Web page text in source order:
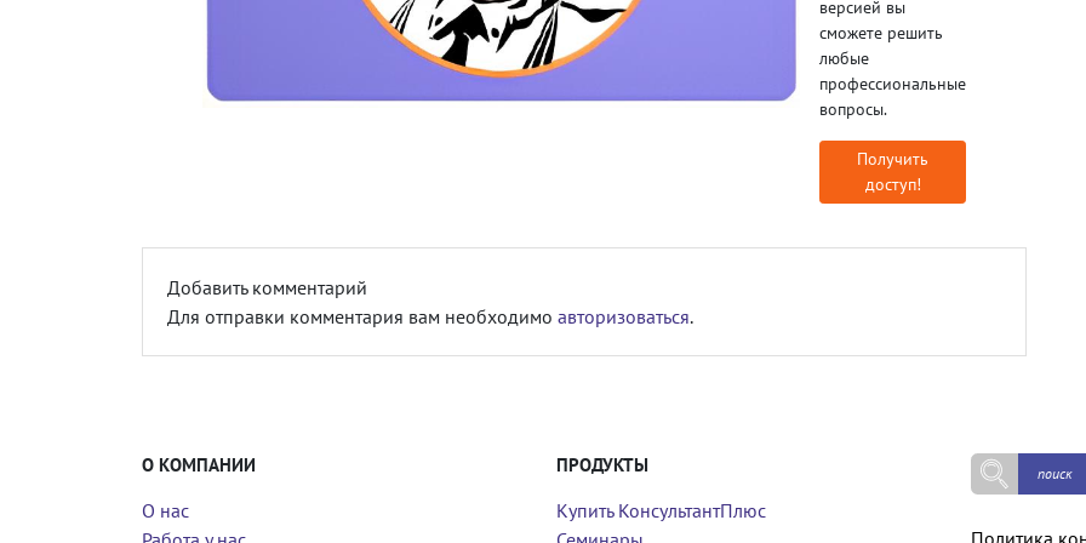
версией вы
сможете решить
любые
профессиональные
вопросы.
Получить
доступ!
Добавить комментарий
Для отправки комментария вам необходимо авторизоваться.
О КОМПАНИИ
О нас
ПРОДУКТЫ
Купить КонсультантПлюс
Политика